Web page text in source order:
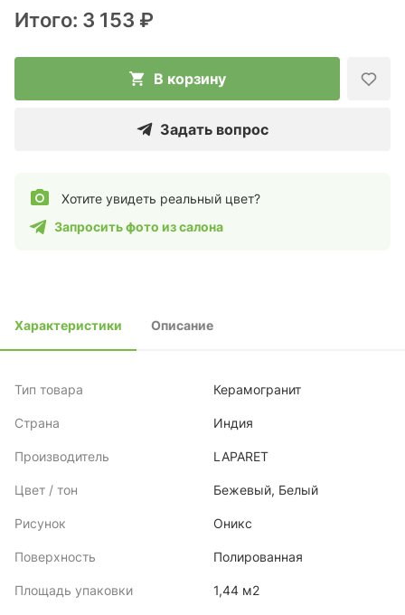
Итого: 3 153 ₽
В корзину
Задать вопрос
Хотите увидеть реальный цвет?
Запросить фото из салона
Характеристики Описание
Тип товара Керамогранит
Страна Индия
Производитель LAPARET
Цвет / тон Бежевый, Белый
Рисунок Оникс
Поверхность Полированная
Площадь упаковки 1,44 м2